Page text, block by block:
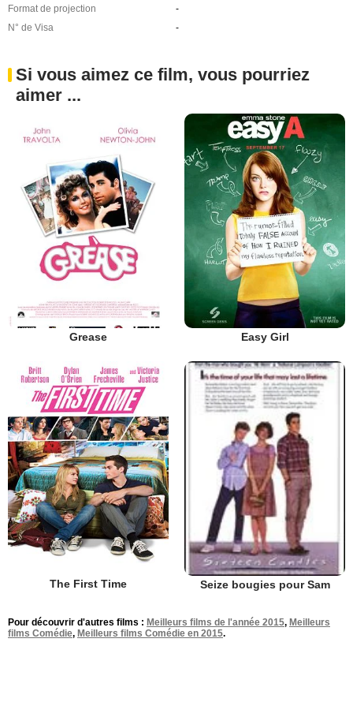
Format de projection
-
N° de Visa
-
Si vous aimez ce film, vous pourriez
aimer ...
Grease Easy Girl
The First Time Seize bougies pour Sam
Pour découvrir d'autres films : Meilleurs films de l'année 2015, Meilleurs
films Comédie, Meilleurs films Comédie en 2015.